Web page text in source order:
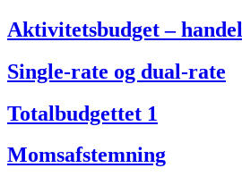
Aktivitetsbudget – handel
Single-rate og dual-rate
Totalbudgettet 1
Momsafstemning